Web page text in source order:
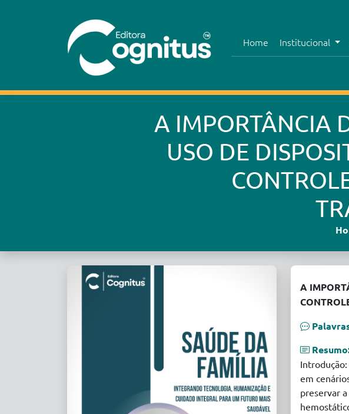
Home Institucional
A IMPORTÂNCIA
USO DE
A
em
preservar